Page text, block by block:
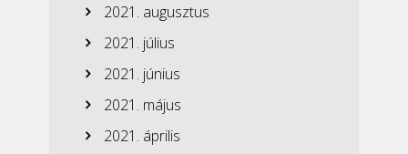
2021. augusztus
2021. július
2021. június
2021. május
2021. április